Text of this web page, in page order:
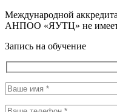
Международной
АНПОО «ЯУТЦ» не
Запись на обучение